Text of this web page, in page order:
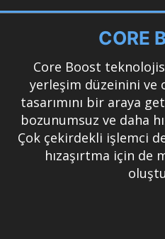
CORE
Core Boost
yerleşim düzeinini ve
tasarımını bir araya
bozunumsuz ve daha
Çok çekirdekli işlemci
hızaşırtma için de